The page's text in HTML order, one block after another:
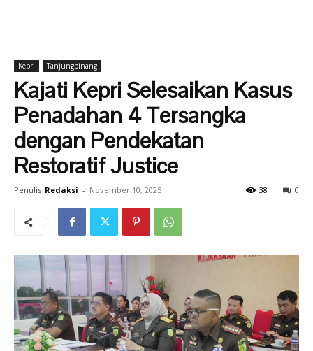
Kepri Tanjungpinang
Kajati Kepri Selesaikan Kasus
Penadahan 4 Tersangka
dengan Pendekatan
Restoratif Justice
Penulis Redaksi - November 10, 2025 0
38